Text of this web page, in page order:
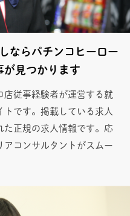
ならパチンコヒーロー
が見つかります
店従事経験者が運営する就
です。掲載している求人
た正規の求人情報です。応
アコンサルタントがスムー